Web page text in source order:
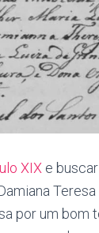
XIX e
Teresa
por um bom